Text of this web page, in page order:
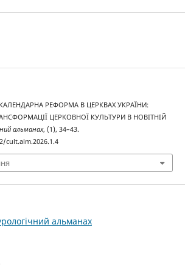
РЕФОРМА В ЦЕРКВАХ УКРАЇНИ:
ЦЕРКОВНОЇ КУЛЬТУРИ В НОВІТНІЙ
альманах, (1), 34–43.
cult.alm.2026.1.4
альманах